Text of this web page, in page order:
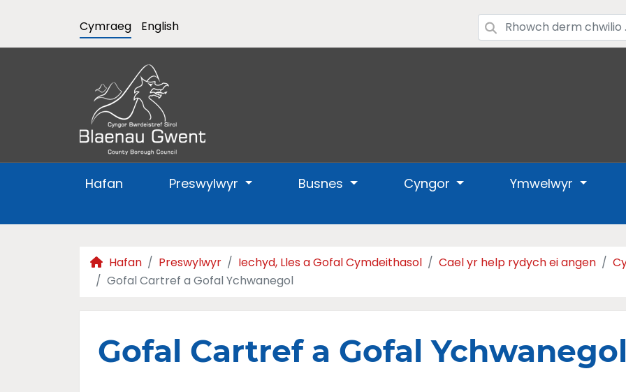
Cymraeg English
Hafan Preswylwyr Busnes Cyngor Ymwelwyr
Hafan Preswylwyr Iechyd, Lles a Gofal Cymdeithasol Cael yr help rydych ei angen
Gofal Cartref a Gofal Ychwanegol
Gofal Cartref a Gofal Ychwanegol